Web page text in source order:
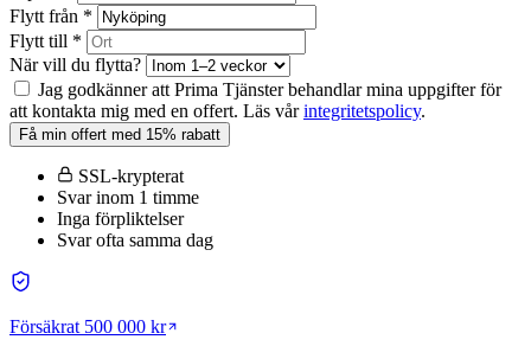
Flytt från *
Flytt till *
När vill du flytta?
Jag godkänner att Prima Tjänster behandlar mina uppgifter för
att kontakta mig med en offert. Läs vårintegritetspolicy.
Få min offert med 15% rabatt
SSL-krypterat
Svar inom 1 timme
Inga förpliktelser
Svar ofta samma dag
Försäkrat 500 000 kr